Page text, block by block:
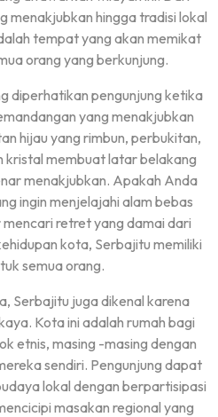
menakjubkan hingga tradisi lokal
tempat yang akan memikat
orang yang berkunjung.
diperhatikan pengunjung ketika
yang menakjubkan
hijau yang rimbun, perbukitan,
kristal membuat latar belakang
menakjubkan. Apakah Anda
ingin menjelajahi alam bebas
retret yang damai dari
kota, Serbajitu memiliki
semua orang.
Serbajitu juga dikenal karena
Kota ini adalah rumah bagi
etnis, masing -masing dengan
sendiri. Pengunjung dapat
lokal dengan berpartisipasi
masakan regional yang